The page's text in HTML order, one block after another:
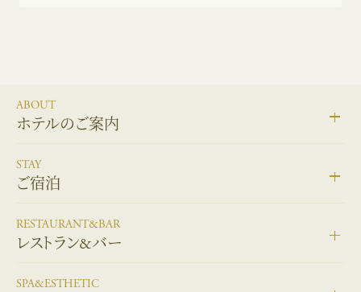
ABOUT
ホテルのご案内
STAY
ご宿泊
RESTAURANT&BAR
レストラン&バー
SPA&ESTHETIC